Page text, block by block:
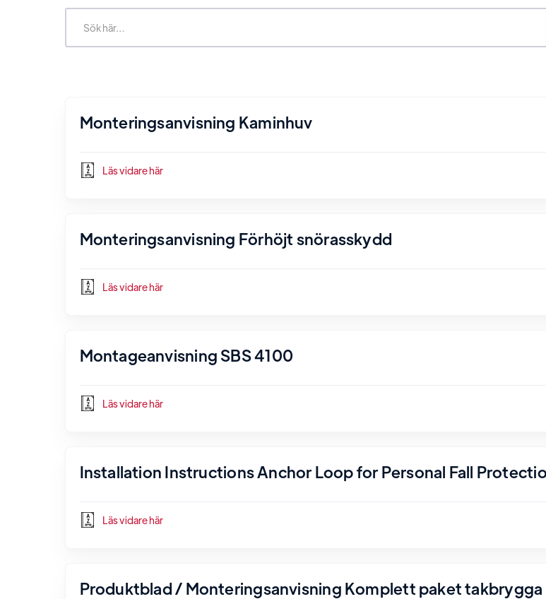
Monteringsanvisning Kaminhuv
Läs vidare här
Monteringsanvisning Förhöjt snörasskydd
Läs vidare här
Montageanvisning SBS 4100
Läs vidare här
Installation Instructions Anchor Loop for Personal Fall
Läs vidare här
Produktblad / Monteringsanvisning Komplett paket takbrygga